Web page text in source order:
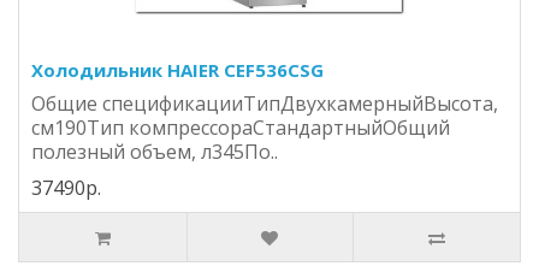
Холодильник HAIER CEF536CSG
Общие спецификацииТипДвухкамерныйВысота,
см190Тип компрессораСтандартныйОбщий
полезный объем, л345По..
37490р.